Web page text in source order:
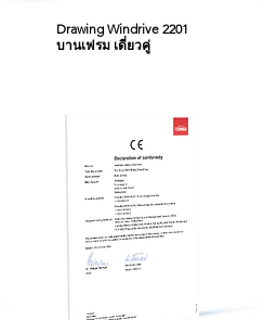
Drawing Windrive 2201
บานเฟรม เดี่ยวคู่